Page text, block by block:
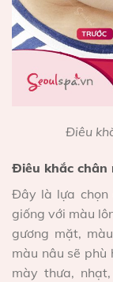
Điêu
Điêu khắc chân
Đây là lựa chọn
giống với màu
gương mặt,
màu nâu sẽ phù
mày thưa,